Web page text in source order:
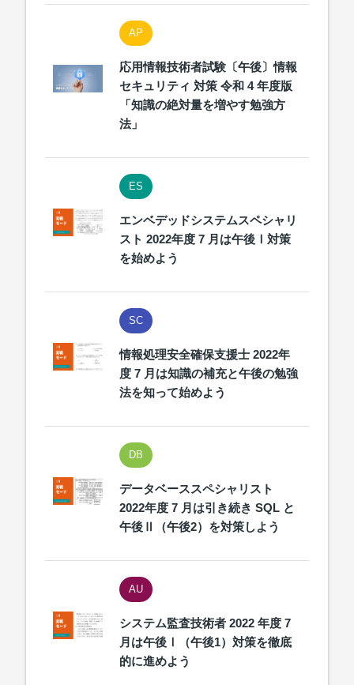
AP
応用情報技術者試験〔午後〕情報
セキュリティ 対策 令和 4 年度版
「知識の絶対量を増やす勉強方
法」
ES
エンベデッドシステムスペシャリ
スト 2022年度 7 月は午後Ⅰ対策
を始めよう
SC
情報処理安全確保支援士 2022年
度 7 月は知識の補充と午後の勉強
法を知って始めよう
DB
データベーススペシャリスト
2022年度 7 月は引き続き SQL と
午後Ⅱ（午後2）を対策しよう
AU
システム監査技術者 2022 年度 7
月は午後Ⅰ（午後1）対策を徹底
的に進めよう